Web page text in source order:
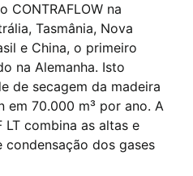
CONTRAFLOW na
Tasmânia, Nova
e China, o primeiro
na Alemanha. Isto
de secagem da madeira
em 70.000 m³ por ano. A
combina as altas e
dos gases